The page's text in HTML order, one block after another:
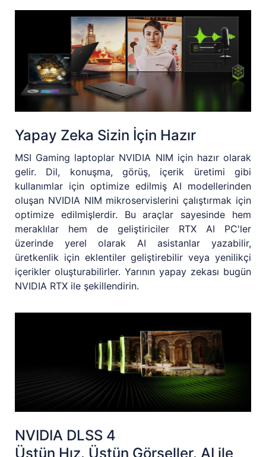
Yapay Zeka Sizin İçin Hazır
MSI Gaming laptoplar NVIDIA NIM için hazır olarak
gelir. Dil, konuşma, görüş, içerik üretimi gibi
kullanımlar için optimize edilmiş AI modellerinden
oluşan NVIDIA NIM mikroservislerini çalıştırmak için
optimize edilmişlerdir. Bu araçlar sayesinde hem
meraklılar hem de geliştiriciler RTX AI PC'ler
üzerinde yerel olarak AI asistanlar yazabilir,
üretkenlik için eklentiler geliştirebilir veya yenilikçi
içerikler oluşturabilirler. Yarının yapay zekası bugün
NVIDIA RTX ile şekillendirin.
NVIDIA DLSS 4
Üstün Hız. Üstün Görseller. AI ile